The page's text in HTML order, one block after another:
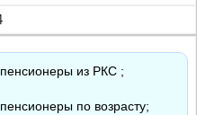
пенсионеры из РКС ;
пенсионеры по возрасту;